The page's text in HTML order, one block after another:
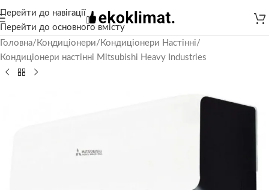
Перейти до навігації
Перейти до основного вмісту
Головна/ Кондиціонери/ Кондиціонери Настінні/
Кондиціонери настінні Mitsubishi Heavy Industries